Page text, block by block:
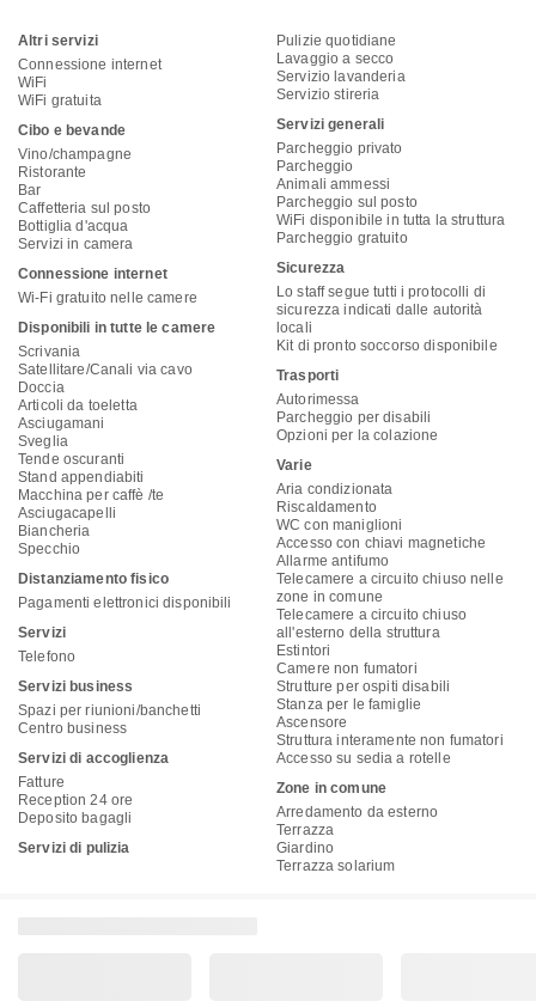
Altri servizi
Connessione internet
WiFi
WiFi gratuita
Cibo e bevande
Vino/champagne
Ristorante
Bar
Caffetteria sul posto
Bottiglia d'acqua
Servizi in camera
Connessione internet
Wi-Fi gratuito nelle camere
Disponibili in tutte le camere
Scrivania
Satellitare/Canali via cavo
Doccia
Articoli da toeletta
Asciugamani
Sveglia
Tende oscuranti
Stand appendiabiti
Macchina per caffè /te
Asciugacapelli
Biancheria
Specchio
Distanziamento fisico
Pagamenti elettronici disponibili
Servizi
Telefono
Servizi business
Spazi per riunioni/banchetti
Centro business
Servizi di accoglienza
Fatture
Reception 24 ore
Deposito bagagli
Servizi di pulizia
Pulizie quotidiane
Lavaggio a secco
Servizio lavanderia
Servizio stireria
Servizi generali
Parcheggio privato
Parcheggio
Animali ammessi
Parcheggio sul posto
WiFi disponibile in tutta la struttura
Parcheggio gratuito
Sicurezza
Lo staff segue tutti i protocolli di
sicurezza indicati dalle autorità
locali
Kit di pronto soccorso disponibile
Trasporti
Autorimessa
Parcheggio per disabili
Opzioni per la colazione
Varie
Aria condizionata
Riscaldamento
WC con maniglioni
Accesso con chiavi magnetiche
Allarme antifumo
Telecamere a circuito chiuso nelle
zone in comune
Telecamere a circuito chiuso
all'esterno della struttura
Estintori
Camere non fumatori
Strutture per ospiti disabili
Stanza per le famiglie
Ascensore
Struttura interamente non fumatori
Accesso su sedia a rotelle
Zone in comune
Arredamento da esterno
Terrazza
Giardino
Terrazza solarium